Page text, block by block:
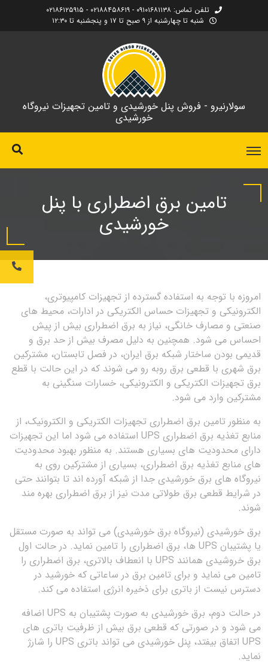
تلفن تماس: ۰۹۱۰۱۶۸۱۱۳۸ - ۰۲۱۸۸۴۵۸۶۱۹ - ۰۲۱۸۶۱۲۵۹۱۵
شنبه تا چهارشنبه از ۹ صبح تا ۱۷ و پنجشنبه تا ۱۲:۳۰
سولارنیرو - فروش پنل خورشیدی و تامین تجهیزات نیروگاه
خورشیدی
تامین برق اضطراری با پنل
خورشیدی
امروزه با توجه به استفاده گسترده از تجهیزات کامپیوتری،
الکترونیکی و تجهیزات حساس الکتریکی در ادارات، محیط های
صنعتی و مصارف خانگی، نیاز به برق اضطراری بیش از پیش
احساس می شود. همچنین به دلیل مصرف بیش از حد برق و
قدیمی بودن ساختار شبکه برق ایران، در فصل تابستان، مشترکین
برق شهری با قطعی برق روبه رو می شوند که در این حالت با قطع
برق تجهیزات الکتریکی و الکترونیکی، خسارات سنگینی به
مشترکین وارد می شود.
به منظور تامین برق اضطراری تجهیزات الکتریکی و الکترونیک، از
منابع تغذیه برق اضطراری UPS استفاده می شود اما این تجهیزات
دارای محدودیت های بسیاری هستند. به منظور بهبود محدودیت
های منابع تغذیه برق اضطراری، بسیاری از مشترکین روی به
نیروگاه های برق خورشیدی جدا از شبکه آورده اند تا بتوانند حتی
در شرایط قطعی برق طولاتی مدت نیز از برق اضطراری بهره مند
شوند.
برق خورشیدی (نیروگاه برق خورشیدی) می تواند به صورت مستقل
یا پشتیبان UPS ها، برق اضطراری را تامین نماید. در حالت اول
برق خروشیدی همانند UPS با انعطاف بالاتری، برق اضطراری را
تامین می نماید و برای تامین برق در ساعاتی که خورشید در
دسترس نیست از باتری برای ذخیره انرژی استفاده می کند.
در حالت دوم، برق خورشیدی به صورت پشتیبان به UPS اضافه
می شود و در صورتی که قطعی برق بیش از ظرفیت باتری های
UPS اتفاق بیفتد، پنل خورشیدی می تواند باتری UPS را شارژ
نماید.